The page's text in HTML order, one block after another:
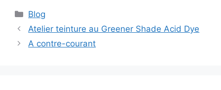
Catégories
Blog
Atelier teinture au Greener Shade Acid Dye
A contre-courant